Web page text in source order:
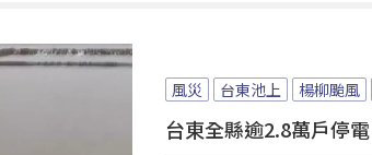
風災 台東池上 楊柳颱風
台東全縣逾2.8萬戶停